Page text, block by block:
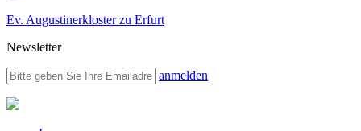
Ev. Augustinerkloster zu Erfurt
Newsletter
anmelden